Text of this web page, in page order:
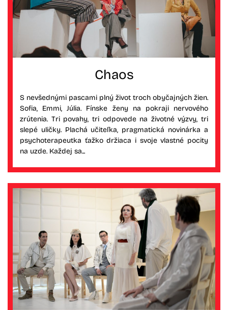
Chaos
S nevšednými pascami plný život troch obyčajných žien.
Sofia, Emmi, Júlia. Fínske ženy na pokraji nervového
zrútenia. Tri povahy, tri odpovede na životné výzvy, tri
slepé uličky. Plachá učiteľka, pragmatická novinárka a
psychoterapeutka ťažko držiaca i svoje vlastné pocity
na uzde. Každej sa...